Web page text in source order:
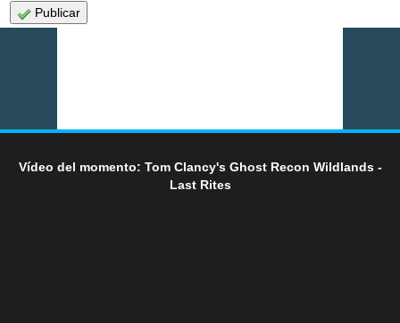
Publicar
Vídeo del momento: Tom Clancy's Ghost Recon Wildlands -
Last Rites